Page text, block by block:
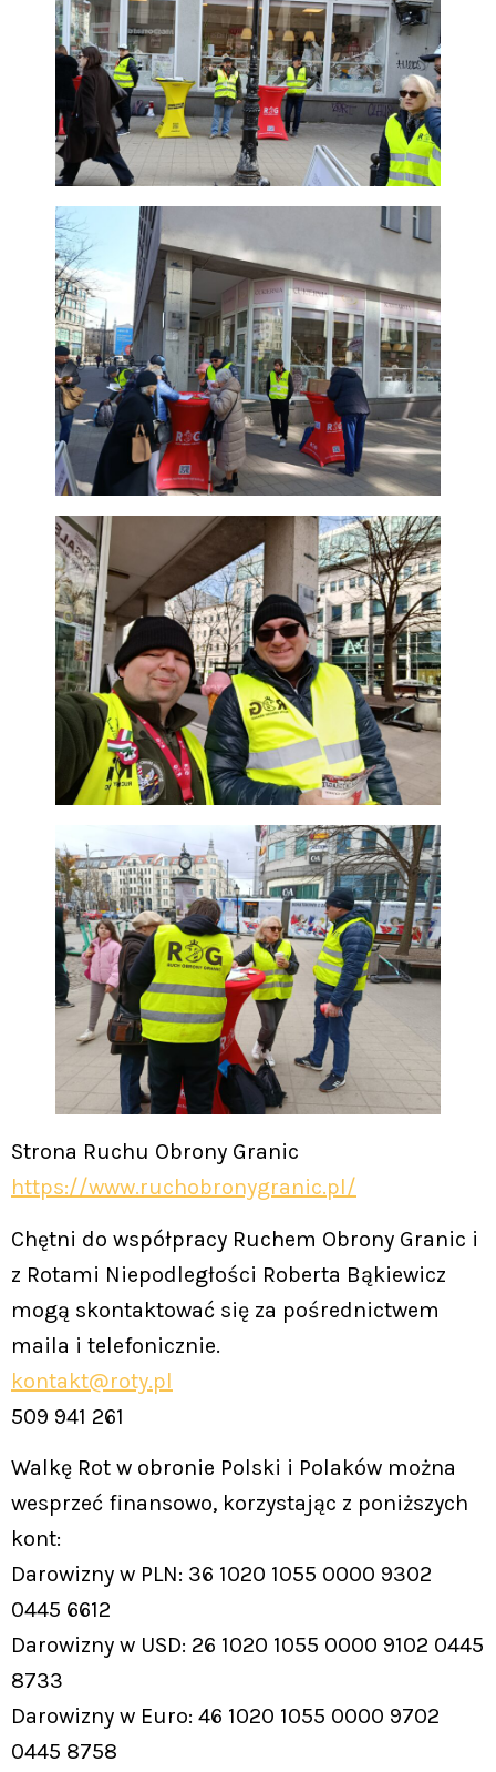
Strona Ruchu Obrony Granic
https://www.ruchobronygranic.pl/
Chętni do współpracy Ruchem Obrony Granic i
z Rotami Niepodległości Roberta Bąkiewicz
mogą skontaktować się za pośrednictwem
maila i telefonicznie.
kontakt@roty.pl
509 941 261
Walkę Rot w obronie Polski i Polaków można
wesprzeć finansowo, korzystając z poniższych
kont:
Darowizny w PLN: 36 1020 1055 0000 9302
0445 6612
Darowizny w USD: 26 1020 1055 0000 9102 0445
8733
Darowizny w Euro: 46 1020 1055 0000 9702
0445 8758